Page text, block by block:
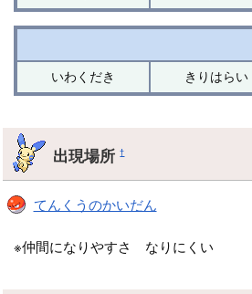
いわくだき きりはらい
出現場所†
てんくうのかいだん
※仲間になりやすさ なりにくい